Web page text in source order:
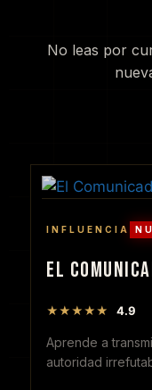
No leas por
INFLUENCIA
EL
★★★★★ 4.9
Aprende a
autoridad